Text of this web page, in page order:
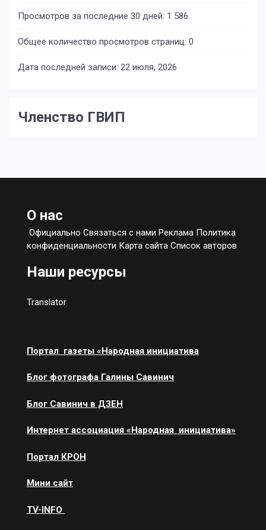
Просмотров за последние 30 дней: 1 586
Общее количество просмотров страниц: 0
Дата последней записи: 22 июля, 2026
Членство ГВИП
О нас
Официально Связаться с нами Реклама Политика
конфиденциальности Карта сайта Список авторов
Наши ресурсы
Translator
Портал газеты «Народная инициатива
Блог фотографа Галины Савинич
Блог Савинич в ДЗЕН
Интернет ассоциация «Народная инициатива»
Портал КРОН
Мини сайт
ТV-INFO